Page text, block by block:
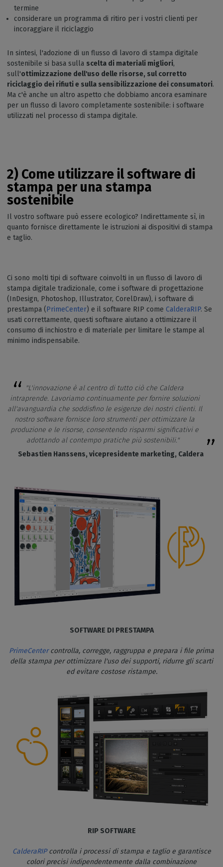
termine
considerare un programma di ritiro per i vostri clienti per
incoraggiare il riciclaggio
In sintesi, l'adozione di un flusso di lavoro di stampa digitale
sostenibile si basa sulla scelta di materiali migliori,
sull'ottimizzazione dell'uso delle risorse, sul corretto
riciclaggio dei rifiuti e sulla sensibilizzazione dei consumatori.
Ma c'è anche un altro aspetto che dobbiamo ancora esaminare
per un flusso di lavoro completamente sostenibile: i software
utilizzati nel processo di stampa digitale.
2) Come utilizzare il software di
stampa per una stampa
sostenibile
Il vostro software può essere ecologico? Indirettamente sì, in
quanto fornisce direttamente le istruzioni ai dispositivi di stampa
e taglio.
Ci sono molti tipi di software coinvolti in un flusso di lavoro di
stampa digitale tradizionale, come i software di progettazione
(InDesign, Photoshop, Illustrator, CorelDraw), i software di
prestampa (PrimeCenter) e il software RIP come CalderaRIP. Se
usati correttamente, questi software aiutano a ottimizzare il
consumo di inchiostro e di materiale per limitare le stampe al
minimo indispensabile.
"L'innovazione è al centro di tutto ciò che Caldera
intraprende. Lavoriamo continuamente per fornire soluzioni
all'avanguardia che soddisfino le esigenze dei nostri clienti. Il
nostro software fornisce loro strumenti per ottimizzare la
produzione e le risorse, consentendo risparmi significativi e
adottando al contempo pratiche più sostenibili."
Sebastien Hanssens, vicepresidente marketing, Caldera
SOFTWARE DI PRESTAMPA
PrimeCentercontrolla, corregge, raggruppa e prepara i file prima
della stampa per ottimizzare l'uso dei supporti, ridurre gli scarti
ed evitare costose ristampe.
RIP SOFTWARE
CalderaRIPcontrolla i processi di stampa e taglio e garantisce
colori precisi indipendentemente dalla combinazione